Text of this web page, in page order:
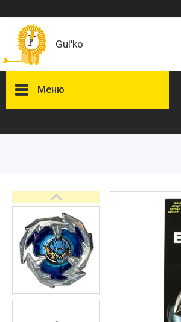
Gul'ko
Меню
ТОП товарів Пакунок Малюка
Підбірка товарів для малюка
до року (7000 грн)
Автокрісла
Дитячі візочки
Меблі дитячі
Дитячий транспорт